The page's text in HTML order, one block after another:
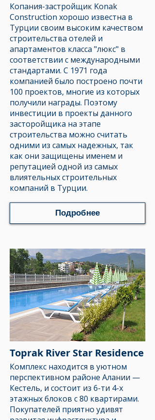
Копания-застройщик Konak
Construction хорошо известна в
Турции своим высоким качеством
строительства отелей и
апартаментов класса "люкс" в
соответствии с международными
стандартами. С 1971 года
компанией было построено почти
100 проектов, многие из которых
получили награды. Поэтому
инвестиции в проекты данного
засторойщика на этапе
строительства можно считать
одними из самых надежных, так
как они защищены именем и
репутацией одной из самых
влиятельных строительных
компаний в Турции.
Подробнее
Toprak River Star Residence
Комплекс находится в уютном
перспективном районе Алании —
Кестель, и состоит из 6-ти 4-х
этажных блоков с 80 квартирами.
Покупателей приятно удивят